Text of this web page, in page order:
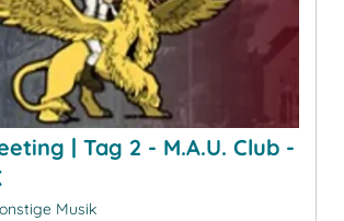
| Tag 2 - M.A.U. Club -
Musik